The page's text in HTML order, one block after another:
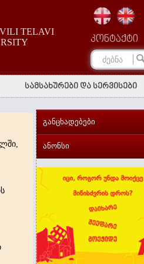
TELAVI
კონტაქტი
სამსახურები და სერვისები
განცხადებები
ანონსი